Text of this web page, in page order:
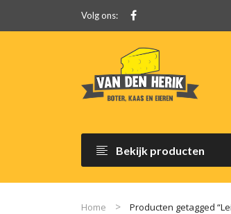
Volg ons:
Bekijk producten
Home Producten getagged